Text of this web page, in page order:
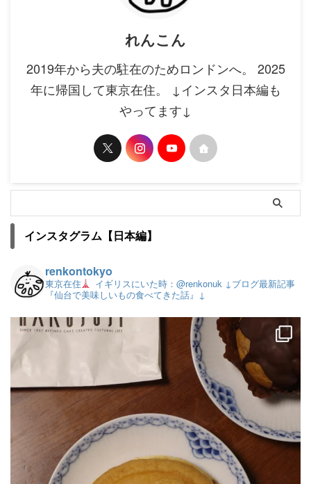
れんこん
2019年から夫の駐在のためロンドンへ。 2025
年に帰国して東京在住。 ↓インスタ日本編も
やってます↓
インスタグラム【日本編】
renkontokyo
東京在住 イギリスにいた時：@renkonuk ↓ブログ最新記事
『仙台で美味しいもの食べてきた話』↓